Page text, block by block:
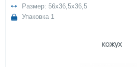
Размер: 56x36,5x36,5
Упаковка 1
кожух